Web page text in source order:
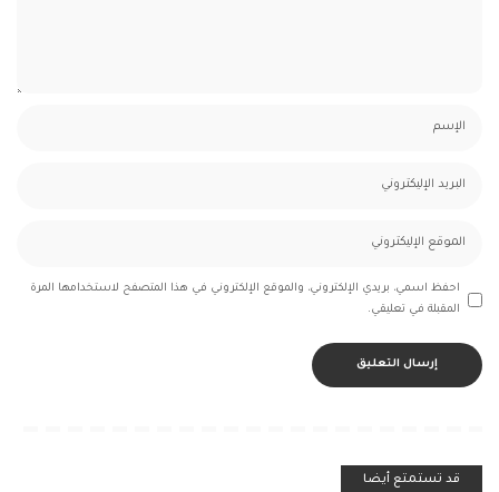
احفظ اسمي، بريدي الإلكتروني، والموقع الإلكتروني في هذا المتصفح لاستخدامها المرة
المقبلة في تعليقي.
قد تستمتع أيضا